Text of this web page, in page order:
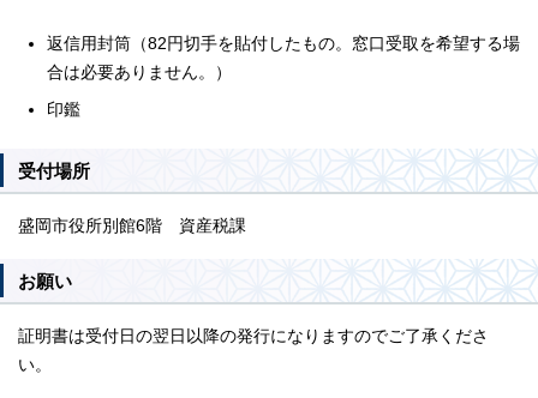
返信用封筒（82円切手を貼付したもの。窓口受取を希望する場
合は必要ありません。）
印鑑
受付場所
盛岡市役所別館6階 資産税課
お願い
証明書は受付日の翌日以降の発行になりますのでご了承くださ
い。